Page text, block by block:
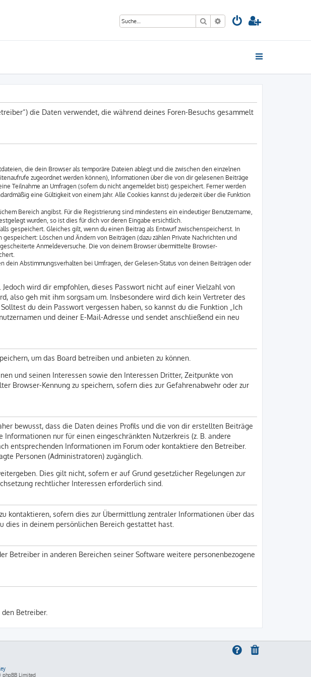
Suche Erweiterte Suche
die Daten verwendet, die während deines Foren-Besuchs gesammelt
die dein Browser als temporäre Dateien ablegt und die zwischen den einzelnen
zugeordnet werden können), Informationen über die von dir gelesenen Beiträge
Teilnahme an Umfragen (sofern du nicht angemeldet bist) gespeichert. Ferner werden
eine Gültigkeit von einem Jahr. Alle Cookies kannst du jederzeit über die Funktion
Bereich angibst. Für die Registrierung sind mindestens ein eindeutiger Benutzername,
wurden, so ist dies für dich vor deren Eingabe ersichtlich.
gespeichert. Gleiches gilt, wenn du einen Beitrag als Entwurf zwischenspeicherst. In
Löschen und Ändern von Beiträgen (dazu zählen Private Nachrichten und
Anmeldeversuche. Die von deinem Browser übermittelte Browser-
Abstimmungsverhalten bei Umfragen, der Gelesen-Status von deinen Beiträgen oder
wird dir empfohlen, dieses Passwort nicht auf einer Vielzahl von
also geh mit ihm sorgsam um. Insbesondere wird dich kein Vertreter des
du dein Passwort vergessen haben, so kannst du die Funktion „Ich
und deiner E-Mail-Adresse und sendet anschließend ein neu
um das Board betreiben und anbieten zu können.
und seinen Interessen sowie den Interessen Dritter, Zeitpunkte von
Browser-Kennung zu speichern, sofern dies zur Gefahrenabwehr oder zur
bewusst, dass die Daten deines Profils und die von dir erstellten Beiträge
nur für einen eingeschränkten Nutzerkreis (z. B. andere
entsprechenden Informationen im Forum oder kontaktiere den Betreiber.
Personen (Administratoren) zugänglich.
Dies gilt nicht, sofern er auf Grund gesetzlicher Regelungen zur
rechtlicher Interessen erforderlich sind.
kontaktieren, sofern dies zur Übermittlung zentraler Informationen über das
dies in deinem persönlichen Bereich gestattet hast.
Betreiber in anderen Bereichen seiner Software weitere personenbezogene
Betreiber.
Limited